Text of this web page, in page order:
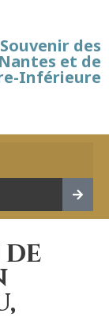
des
et de
Inférieure